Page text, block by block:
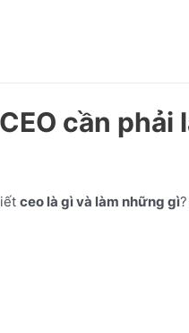
cần phải
ceo là gì và làm những gì